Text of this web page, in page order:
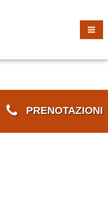
PRENOTAZIONI